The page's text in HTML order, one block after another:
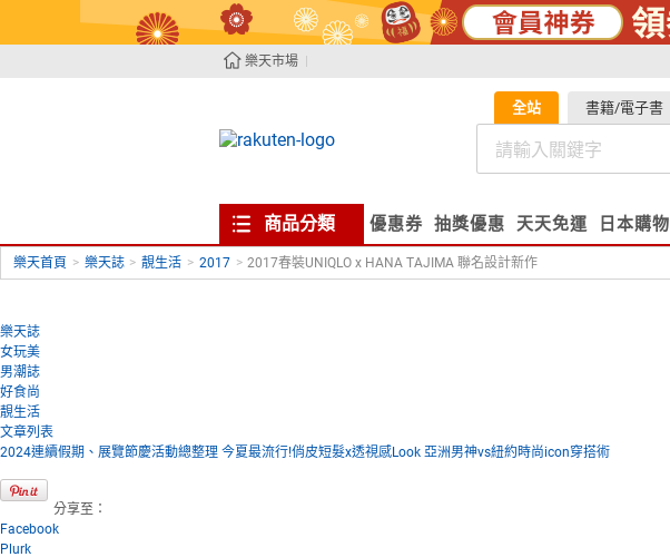
樂天市場
全站 書籍/電子書
商品分類 優惠券 抽獎優惠 天天免運 日本購物
樂天首頁 > 樂天誌 > 靚生活 > 2017 > 2017春裝UNIQLO x HANA TAJIMA 聯名設計新作
樂天誌
女玩美
男潮誌
好食尚
靚生活
文章列表
2024連續假期、展覽節慶活動總整理 今夏最流行!俏皮短髮x透視感Look 亞洲男神vs紐約時尚icon穿搭術
分享至：
Facebook
Plurk